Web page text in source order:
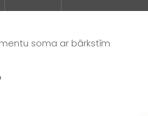
soma ar bārkstīm